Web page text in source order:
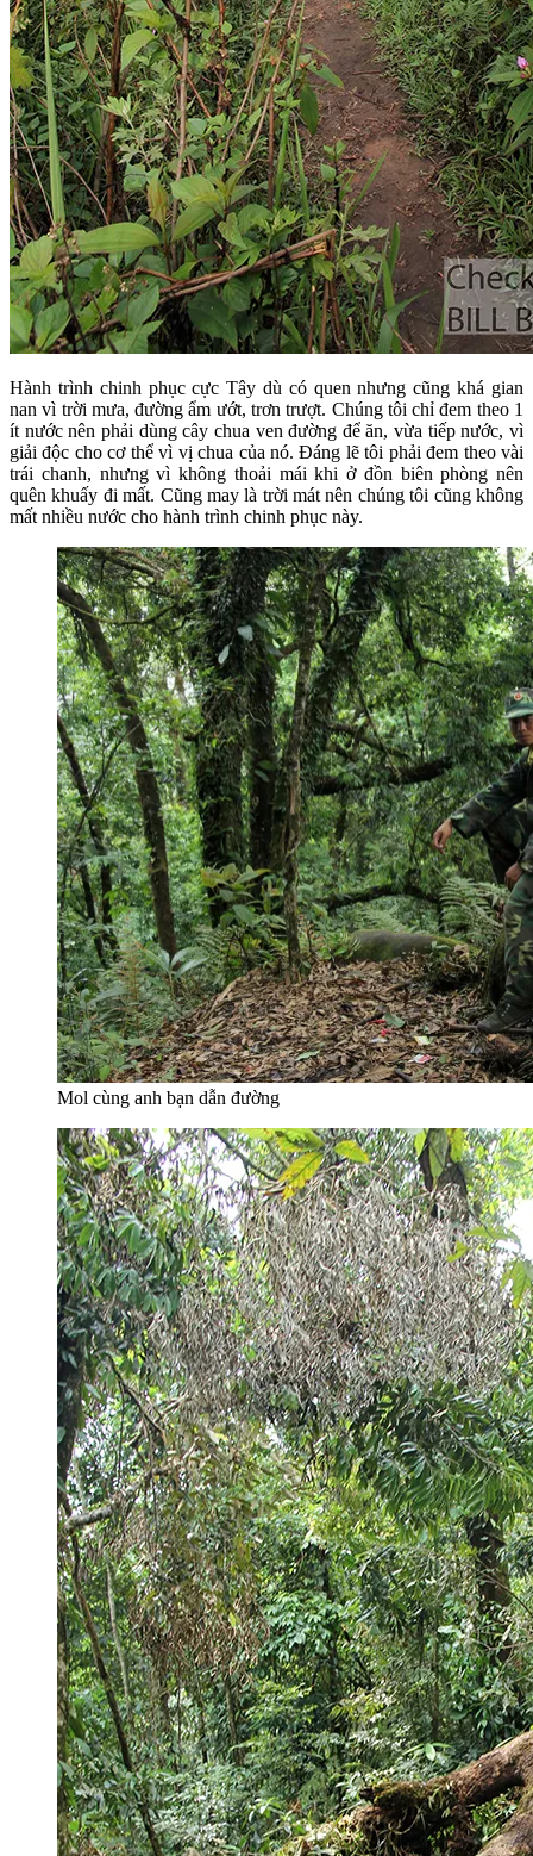
Hành trình chinh phục cực Tây dù có quen nhưng cũng khá gian
nan vì trời mưa, đường ẩm ướt, trơn trượt. Chúng tôi chỉ đem theo 1
ít nước nên phải dùng cây chua ven đường để ăn, vừa tiếp nước, vì
giải độc cho cơ thể vì vị chua của nó. Đáng lẽ tôi phải đem theo vài
trái chanh, nhưng vì không thoải mái khi ở đồn biên phòng nên
quên khuấy đi mất. Cũng may là trời mát nên chúng tôi cũng không
mất nhiều nước cho hành trình chinh phục này.
Mol cùng anh bạn dẫn đường